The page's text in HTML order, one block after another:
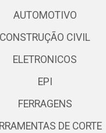
AUTOMOTIVO
CONSTRUÇÃO CIVIL
ELETRONICOS
EPI
FERRAGENS
DE CORTE